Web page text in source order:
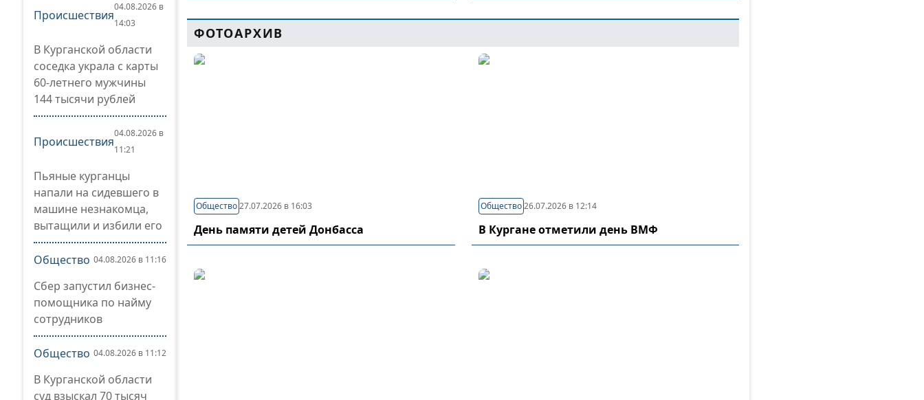
Происшествия
04.08.2026 в
14:03
В Курганской области
соседка украла с карты
60-летнего мужчины
144 тысячи рублей
Происшествия
04.08.2026 в
11:21
Пьяные курганцы
напали на сидевшего в
машине незнакомца,
вытащили и избили его
Общество 04.08.2026 в 11:16
Сбер запустил бизнес-
помощника по найму
сотрудников
Общество 04.08.2026 в 11:12
В Курганской области
суд взыскал 70 тысяч
ФОТОАРХИВ
Общество27.07.2026 в 16:03
День памяти детей Донбасса
Общество 26.07.2026 в 12:14
В Кургане отметили день ВМФ